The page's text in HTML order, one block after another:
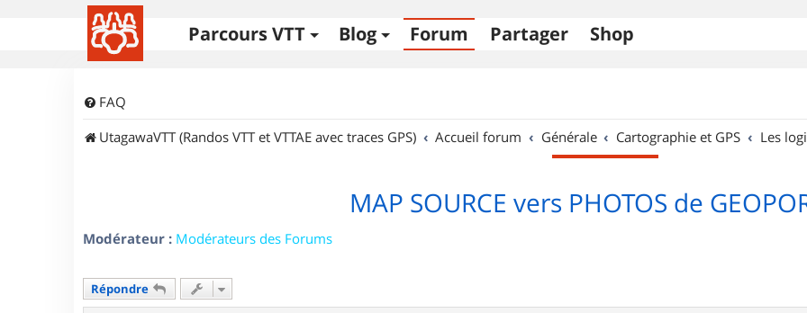
Parcours VTT Blog Forum Partager Shop
FAQ
UtagawaVTT (Randos VTT et VTTAE avec traces GPS)
Accueil forum Générale Cartographie et GPS Les
MAP SOURCE vers PHOTOS de
Modérateur : Modérateurs des Forums
Répondre